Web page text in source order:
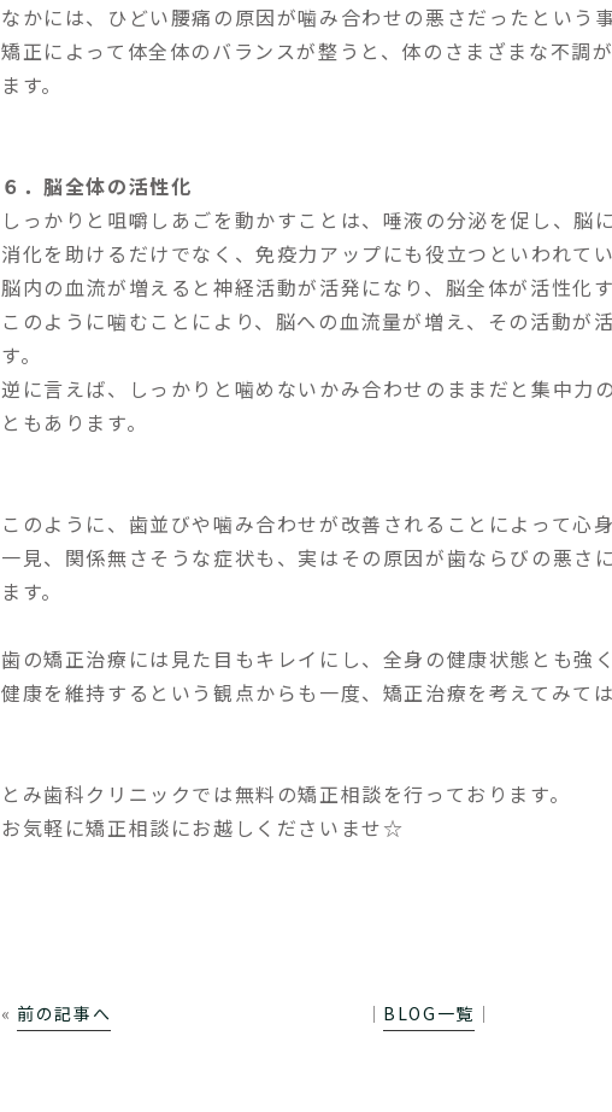
なかには、ひどい腰痛の原因が噛み合わせの悪さだったという
矯正によって体全体のバランスが整うと、体のさまざまな不調
ます。
６．脳全体の活性化
しっかりと咀嚼しあごを動かすことは、唾液の分泌を促し、脳
消化を助けるだけでなく、免疫力アップにも役立つといわれてい
脳内の血流が増えると神経活動が活発になり、脳全体が活性化
このように噛むことにより、脳への血流量が増え、その活動が
す。
逆に言えば、しっかりと噛めないかみ合わせのままだと集中力
ともあります。
このように、歯並びや噛み合わせが改善されることによって心
一見、関係無さそうな症状も、実はその原因が歯ならびの悪さ
ます。
歯の矯正治療には見た目もキレイにし、全身の健康状態とも強
健康を維持するという観点からも一度、矯正治療を考えてみて
とみ歯科クリニックでは無料の矯正相談を行っております。
お気軽に矯正相談にお越しくださいませ☆
« 前の記事へ │ BLOG一覧 │